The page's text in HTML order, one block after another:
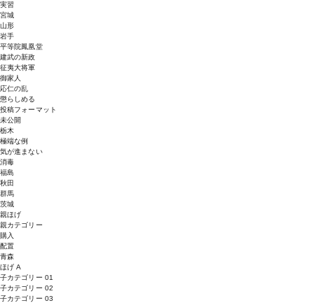
実習
宮城
山形
岩手
平等院鳳凰堂
建武の新政
征夷大将軍
御家人
応仁の乱
懲らしめる
投稿フォーマット
未公開
栃木
極端な例
気が進まない
消毒
福島
秋田
群馬
茨城
親ほげ
親カテゴリー
購入
配置
青森
ほげ A
子カテゴリー 01
子カテゴリー 02
子カテゴリー 03